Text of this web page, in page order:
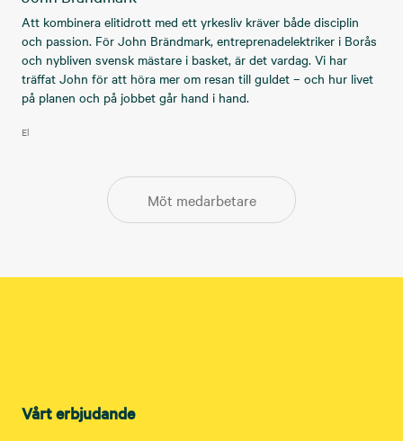
Att kombinera elitidrott med ett yrkesliv kräver både disciplin
och passion. För John Brändmark, entreprenadelektriker i Borås
och nybliven svensk mästare i basket, är det vardag. Vi har
träffat John för att höra mer om resan till guldet – och hur livet
på planen och på jobbet går hand i hand.
El
Möt medarbetare
Vårt erbjudande